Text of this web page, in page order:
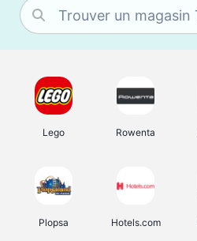
Lego Rowenta
Plopsa Hotels.com